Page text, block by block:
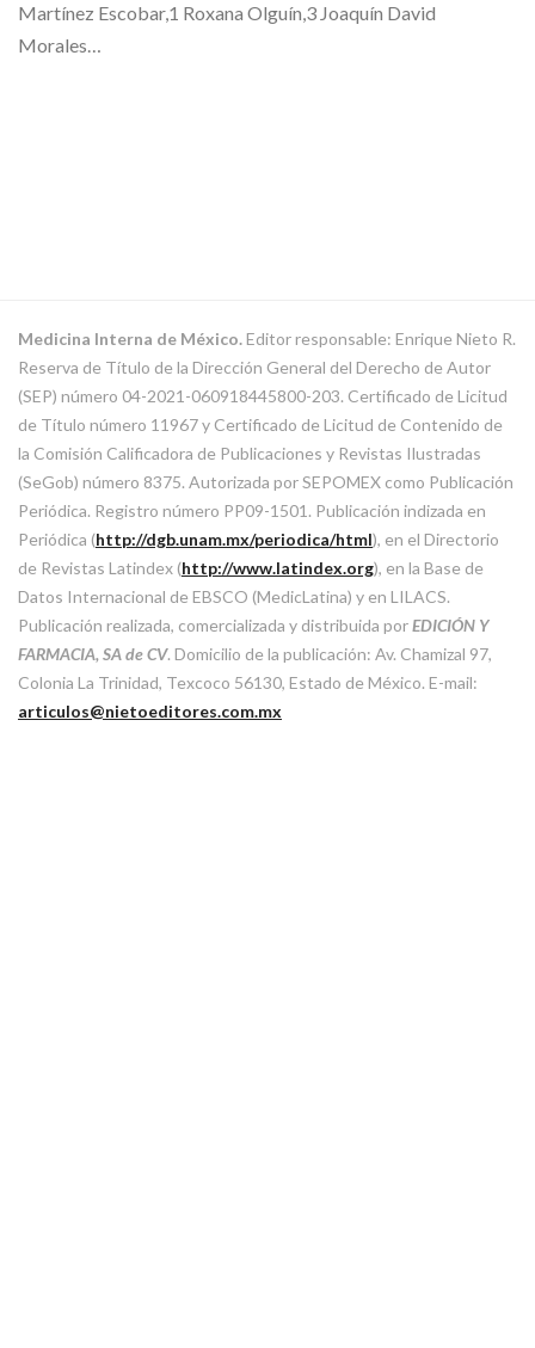
Martínez Escobar,1 Roxana Olguín,3 Joaquín David
Morales…
Medicina Interna de México.Editor responsable: Enrique Nieto R.
Reserva de Título de la Dirección General del Derecho de Autor
(SEP) número 04-2021-060918445800-203. Certificado de Licitud
de Título número 11967 y Certificado de Licitud de Contenido de
la Comisión Calificadora de Publicaciones y Revistas Ilustradas
(SeGob) número 8375. Autorizada por SEPOMEX como Publicación
Periódica. Registro número PP09-1501. Publicación indizada en
Periódica (http://dgb.unam.mx/periodica/html), en el Directorio
de Revistas Latindex (http://www.latindex.org), en la Base de
Datos Internacional de EBSCO (MedicLatina) y en LILACS.
Publicación realizada, comercializada y distribuida porEDICIÓN Y
FARMACIA, SA de CV. Domicilio de la publicación: Av. Chamizal 97,
Colonia La Trinidad, Texcoco 56130, Estado de México. E-mail:
articulos@nietoeditores.com.mx